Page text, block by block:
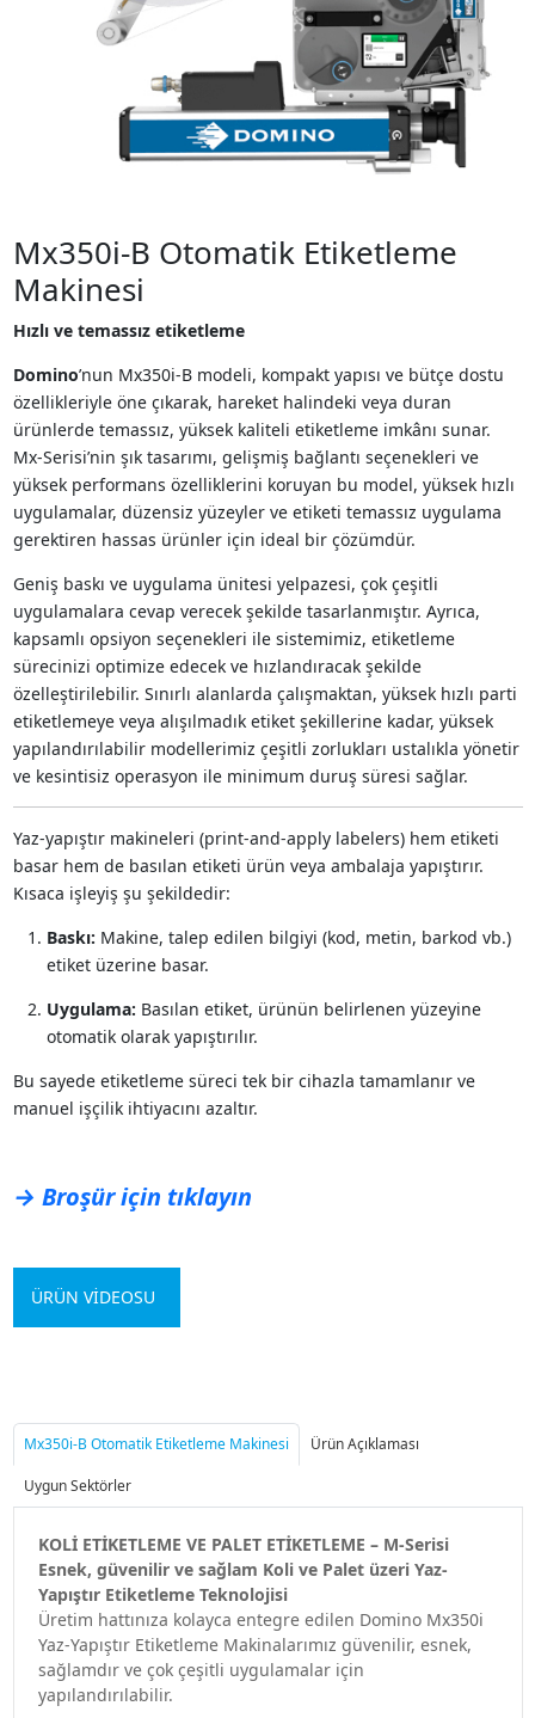
Mx350i-B Otomatik Etiketleme
Makinesi
Hızlı ve temassız etiketleme
Domino’nun Mx350i-B modeli, kompakt yapısı ve bütçe dostu
özellikleriyle öne çıkarak, hareket halindeki veya duran
ürünlerde temassız, yüksek kaliteli etiketleme imkânı sunar.
Mx-Serisi’nin şık tasarımı, gelişmiş bağlantı seçenekleri ve
yüksek performans özelliklerini koruyan bu model, yüksek hızlı
uygulamalar, düzensiz yüzeyler ve etiketi temassız uygulama
gerektiren hassas ürünler için ideal bir çözümdür.
Geniş baskı ve uygulama ünitesi yelpazesi, çok çeşitli
uygulamalara cevap verecek şekilde tasarlanmıştır. Ayrıca,
kapsamlı opsiyon seçenekleri ile sistemimiz, etiketleme
sürecinizi optimize edecek ve hızlandıracak şekilde
özelleştirilebilir. Sınırlı alanlarda çalışmaktan, yüksek hızlı parti
etiketlemeye veya alışılmadık etiket şekillerine kadar, yüksek
yapılandırılabilir modellerimiz çeşitli zorlukları ustalıkla yönetir
ve kesintisiz operasyon ile minimum duruş süresi sağlar.
Yaz-yapıştır makineleri (print-and-apply labelers) hem etiketi
basar hem de basılan etiketi ürün veya ambalaja yapıştırır.
Kısaca işleyiş şu şekildedir:
Baskı: Makine, talep edilen bilgiyi (kod, metin, barkod vb.)
etiket üzerine basar.
Uygulama: Basılan etiket, ürünün belirlenen yüzeyine
otomatik olarak yapıştırılır.
Bu sayede etiketleme süreci tek bir cihazla tamamlanır ve
manuel işçilik ihtiyacını azaltır.
→ Broşür için tıklayın
ÜRÜN VİDEOSU
Mx350i-B Otomatik Etiketleme Makinesi Ürün Açıklaması
Uygun Sektörler
KOLİ ETİKETLEME VE PALET ETİKETLEME – M-Serisi
Esnek, güvenilir ve sağlam Koli ve Palet üzeri Yaz-
Yapıştır Etiketleme Teknolojisi
Üretim hattınıza kolayca entegre edilen Domino Mx350i
Yaz-Yapıştır Etiketleme Makinalarımız güvenilir, esnek,
sağlamdır ve çok çeşitli uygulamalar için
yapılandırılabilir.